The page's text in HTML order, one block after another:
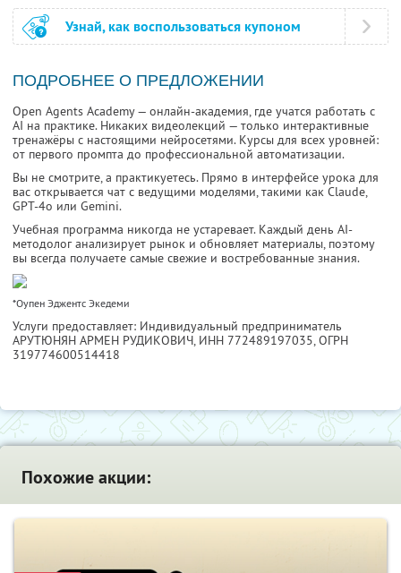
Узнай, как воспользоваться купоном
ПОДРОБНЕЕ О ПРЕДЛОЖЕНИИ
Open Agents Academy — онлайн-академия, где учатся работать с
AI на практике. Никаких видеолекций — только интерактивные
тренажёры с настоящими нейросетями. Курсы для всех уровней:
от первого промпта до профессиональной автоматизации.
Вы не смотрите, а практикуетесь. Прямо в интерфейсе урока для
вас открывается чат с ведущими моделями, такими как Claude,
GPT-4o или Gemini.
Учебная программа никогда не устаревает. Каждый день AI-
методолог анализирует рынок и обновляет материалы, поэтому
вы всегда получаете самые свежие и востребованные знания.
*Оупен Эджентс Экедеми
Услуги предоставляет: Индивидуальный предприниматель
АРУТЮНЯН АРМЕН РУДИКОВИЧ, ИНН 772489197035, ОГРН
319774600514418
Похожие акции: